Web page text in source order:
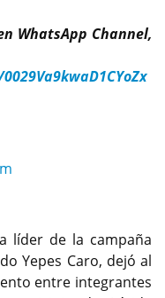
WhatsApp Channel,
líder de la campaña
Yepes Caro, dejó al
entre integrantes